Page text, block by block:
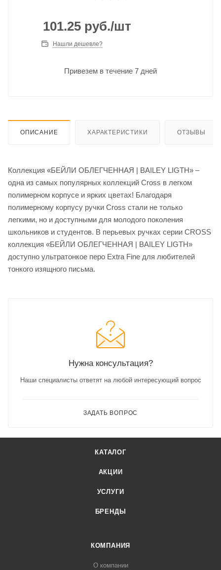
101.25 руб./шт
Нашли дешевле?
Привезем в течение 7 дней
ОПИСАНИЕ ХАРАКТЕРИСТИКИ ОТЗЫВЫ
Коллекция «БЕЙЛИ ОБЛЕГЧЕННАЯ | BAILEY LIGTH» –
одна из самых популярных коллекций Cross в легком
полимерном корпусе и ярких цветах! Благодаря
полимерному корпусу ручки Cross стали не только
легкими, но и доступными для молодого поколения
школьников и студентов. В перьевых ручках серии CROSS
коллекция «БЕЙЛИ ОБЛЕГЧЕННАЯ | BAILEY LIGTH»
доступно ультратонкое перо Extra Fine для любителей
тонкого изящного письма.
Нужна консультация?
Наши специалисты ответят на любой интересующий вопрос
ЗАДАТЬ ВОПРОС
КАТАЛОГ
АКЦИИ
УСЛУГИ
БРЕНДЫ
КОМПАНИЯ
О компании